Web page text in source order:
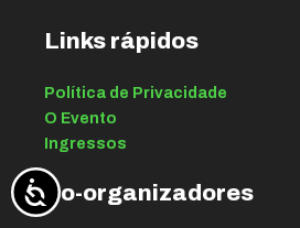
Links rápidos
Política de Privacidade
O Evento
Ingressos
Co-organizadores